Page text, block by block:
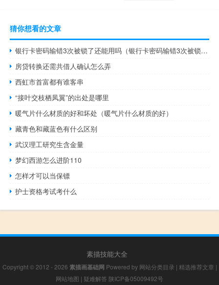
猜你想看的文章
银行卡密码输错3次被锁了还能用吗（银行卡密码输错3次被锁怎么办）
房贷转换还需共借人确认怎么弄
西虹市首富都有谁客串
“接叶交枝栖凤翼”的出处是哪里
暖气片什么材质的好和坏处（暖气片什么材质的好）
藏青色和藏蓝色有什么区别
武汉理工研究生含金量
梦幻西游怎么进阶110
怎样才可以当保镖
护士资格考试考什么
素描技能大全
Copyright © 2012 - 2026 素描画基础网 Powered by 网站分类目录 | 精选推荐文章 |
网站地图 | 疑难解答 陕ICP备05009492号